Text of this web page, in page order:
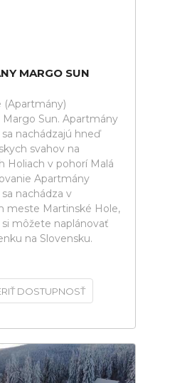
MARGO SUN
(Apartmány)
Sun. Apartmány
nachádzajú hneď
svahov na
Holiach v pohorí Malá
Apartmány
nachádza v
meste Martinské Hole,
môžete naplánovať
na Slovensku.
DOSTUPNOSŤ